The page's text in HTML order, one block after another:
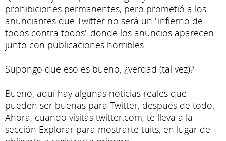
prohibiciones permanentes, pero prometió a los
anunciantes que Twitter no será un "infierno de
todos contra todos" donde los anuncios aparecen
junto con publicaciones horribles.
Supongo que eso es bueno, ¿verdad (tal vez)?
Bueno, aquí hay algunas noticias reales que
pueden ser buenas para Twitter, después de todo.
Ahora, cuando visitas twitter.com, te lleva a la
sección Explorar para mostrarte tuits, en lugar de